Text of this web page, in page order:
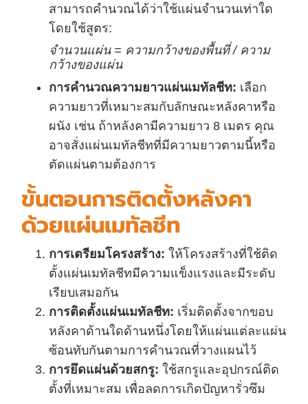
สามารถคำนวณได้ว่าใช้แผ่นจำนวนเท่าใด
โดยใช้สูตร:
จำนวนแผ่น = ความกว้างของพื้นที่ / ความ
กว้างของแผ่น
การคำนวณความยาวแผ่นเมทัลชีท: เลือก
ความยาวที่เหมาะสมกับลักษณะหลังคาหรือ
ผนัง เช่น ถ้าหลังคามีความยาว 8 เมตร คุณ
อาจสั่งแผ่นเมทัลชีทที่มีความยาวตามนี้หรือ
ตัดแผ่นตามต้องการ
ขั้นตอนการติดตั้งหลังคา
ด้วยแผ่นเมทัลชีท
การเตรียมโครงสร้าง: ให้โครงสร้างที่ใช้ติด
ตั้งแผ่นเมทัลชีทมีความแข็งแรงและมีระดับ
เรียบเสมอกัน
การติดตั้งแผ่นเมทัลชีท: เริ่มติดตั้งจากขอบ
หลังคาด้านใดด้านหนึ่งโดยให้แผ่นแต่ละแผ่น
ซ้อนทับกันตามการคำนวณที่วางแผนไว้
การยึดแผ่นด้วยสกรู: ใช้สกรูและอุปกรณ์ติด
ตั้งที่เหมาะสม เพื่อลดการเกิดปัญหารั่วซึม